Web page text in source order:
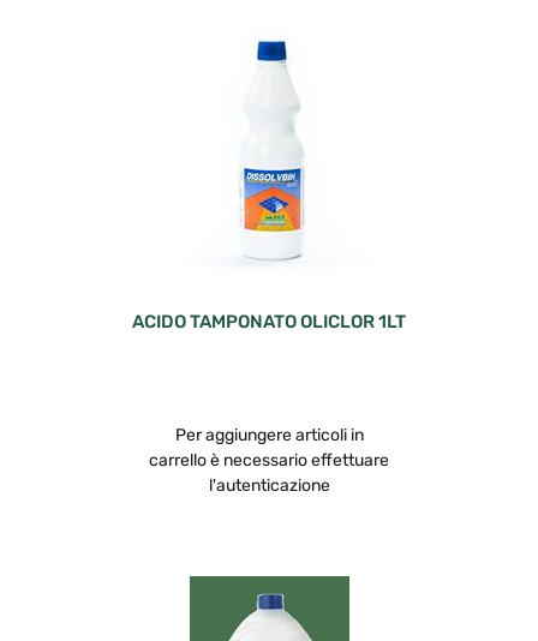
ACIDO TAMPONATO OLICLOR 1LT
Per aggiungere articoli in
carrello è necessario effettuare
l'autenticazione